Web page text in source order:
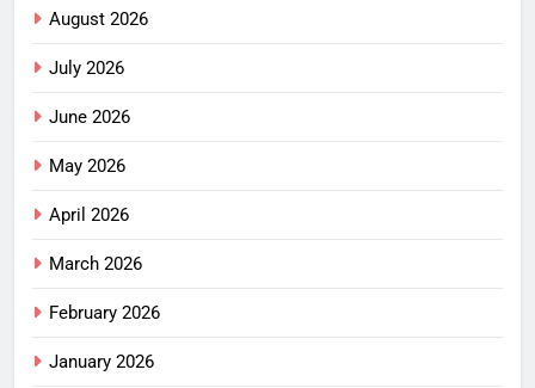
August 2026
July 2026
June 2026
May 2026
April 2026
March 2026
February 2026
January 2026